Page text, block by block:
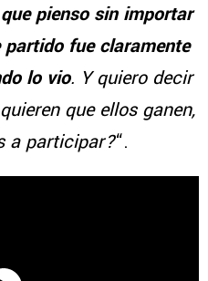
pienso sin importar
fue claramente
lo vio. Y quiero decir
que ellos ganen,
a participar?“.